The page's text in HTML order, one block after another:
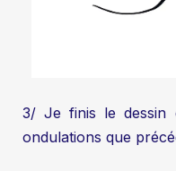
3/ Je finis le dessin
ondulations que